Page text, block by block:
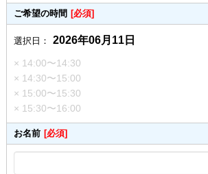
ご希望の時間 [必須]
選択日： 2026年06月11日
× 14:00〜14:30
× 14:30〜15:00
× 15:00〜15:30
× 15:30〜16:00
お名前 [必須]